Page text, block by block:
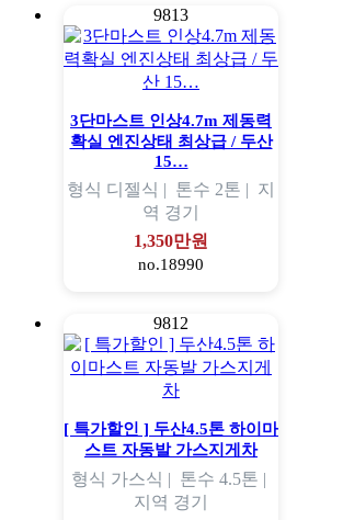
9813
3단마스트 인상4.7m 제동력
확실 엔진상태 최상급 / 두산
15…
형식 디젤식 | 톤수 2톤 | 지
역 경기
1,350만원
no.18990
9812
[ 특가할인 ] 두산4.5톤 하이마
스트 자동발 가스지게차
형식 가스식 | 톤수 4.5톤 |
지역 경기